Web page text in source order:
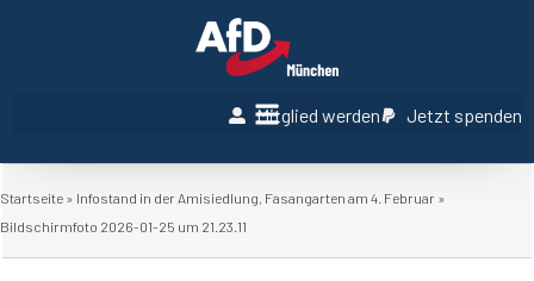
Mitglied werden Jetzt spenden
Startseite » Infostand in der Amisiedlung, Fasangarten am 4. Februar »
Bildschirmfoto 2026-01-25 um 21.23.11